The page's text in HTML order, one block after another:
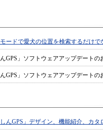
ードで愛犬の位置を検索するだけで
んGPS」ソフトウェアアップデートの
んGPS」ソフトウェアアップデートの
しんGPS」デザイン、機能紹介、カタ